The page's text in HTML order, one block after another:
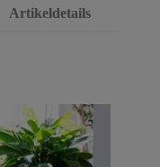
Artikeldetails